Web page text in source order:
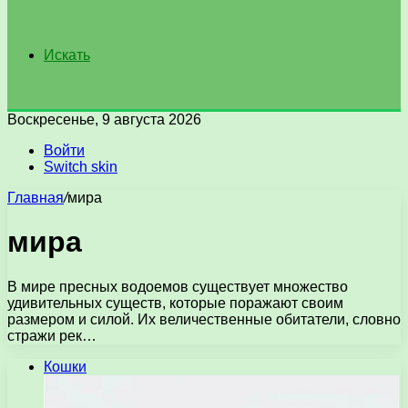
Искать
Воскресенье, 9 августа 2026
Войти
Switch skin
Главная/мира
мира
В мире пресных водоемов существует множество
удивительных существ, которые поражают своим
размером и силой. Их величественные обитатели, словно
стражи рек…
Кошки